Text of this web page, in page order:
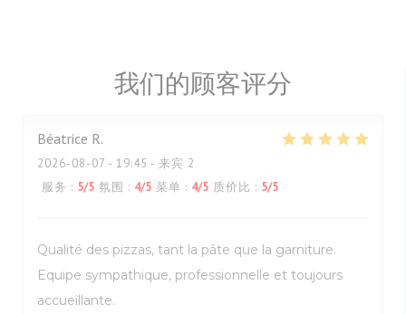
我们的顾客评分
Béatrice R
2026-08-07 - 19:45 - 来宾 2
服务 : 5/5 氛围 : 4/5 菜单 : 4/5 质价比 : 5/5
Qualité des pizzas, tant la pâte que la garniture.
Equipe sympathique, professionnelle et toujours
accueillante.